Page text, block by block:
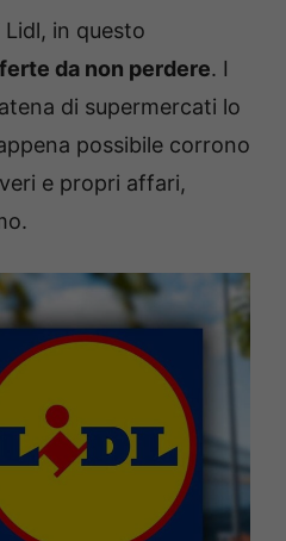
in questo
da non perdere. I
di supermercati lo
possibile corrono
e propri affari,